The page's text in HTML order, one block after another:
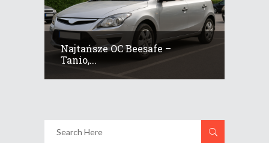
Najtańsze OC Beesafe –
Tanio,...